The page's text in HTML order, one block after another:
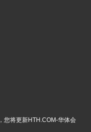
您将更新HTH.COM-华体会